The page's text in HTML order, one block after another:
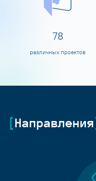
80
различных проектов
Направления